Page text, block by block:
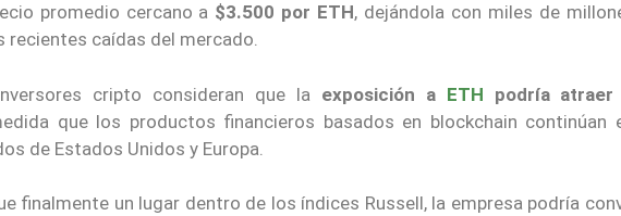
promedio cercano a $3.500 por ETH, dejándola con miles de
recientes caídas del mercado.
cripto consideran que la exposición a ETH podría atraer
que los productos financieros basados en blockchain continúan
de Estados Unidos y Europa.
finalmente un lugar dentro de los índices Russell, la empresa podría